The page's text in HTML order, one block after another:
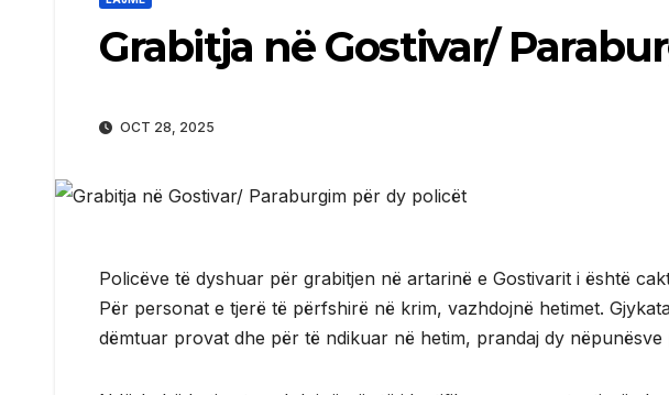
Grabitja në Gostivar/
OCT 28, 2025
Policëve të dyshuar për grabitjen në artarinë e Gostivarit i është
Për personat e tjerë të përfshirë në krim, vazhdojnë hetimet.
dëmtuar provat dhe për të ndikuar në hetim, prandaj dy